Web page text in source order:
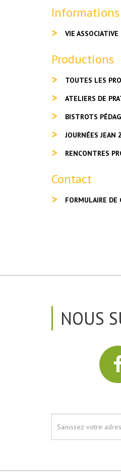
Informations
VIE ASSOCIATIVE
Productions
TOUTES LES
ATELIERS DE
BISTROTS
JOURNÉES JEAN
RENCONTRES
Contact
FORMULAIRE DE
NOUS